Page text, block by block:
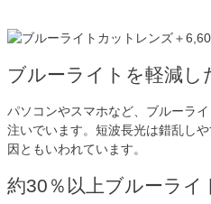
ブルーライトを軽減
パソコンやスマホなど、ブルーラ
注いでいます。短波長光は錯乱し
因ともいわれています。
約30％以上ブルーライ